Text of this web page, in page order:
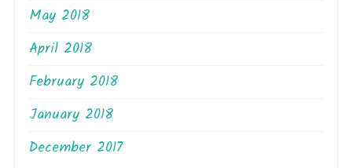
May 2018
April 2018
February 2018
January 2018
December 2017